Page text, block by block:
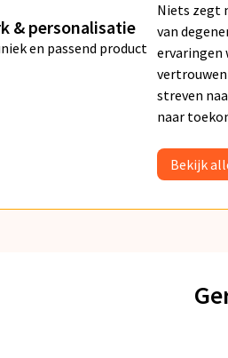
& personalisatie
en passend product
Niets zegt
van
ervaringen
vertrouwen
streven
naar
Bekijk